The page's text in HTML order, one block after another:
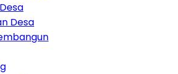
Desa